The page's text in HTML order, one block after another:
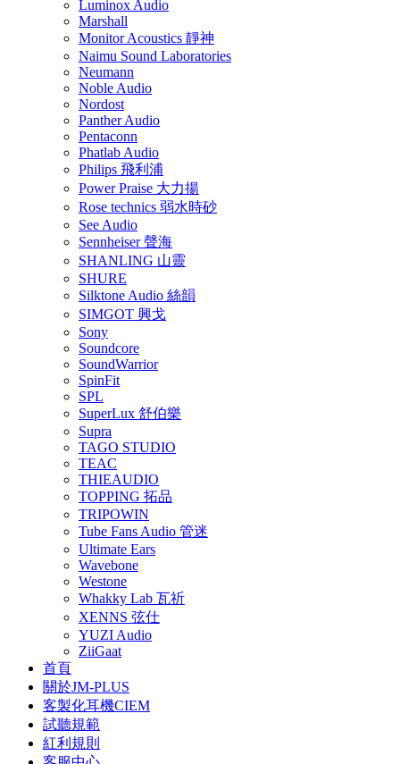
Luminox Audio
Marshall
Monitor Acoustics 靜神
Naimu Sound Laboratories
Neumann
Noble Audio
Nordost
Panther Audio
Pentaconn
Phatlab Audio
Philips 飛利浦
Power Praise 大力揚
Rose technics 弱水時砂
See Audio
Sennheiser 聲海
SHANLING 山靈
SHURE
Silktone Audio 絲韻
SIMGOT 興戈
Sony
Soundcore
SoundWarrior
SpinFit
SPL
SuperLux 舒伯樂
Supra
TAGO STUDIO
TEAC
THIEAUDIO
TOPPING 拓品
TRIPOWIN
Tube Fans Audio 管迷
Ultimate Ears
Wavebone
Westone
Whakky Lab 瓦祈
XENNS 弦仕
YUZI Audio
ZiiGaat
首頁
關於JM-PLUS
客製化耳機CIEM
試聽規範
紅利規則